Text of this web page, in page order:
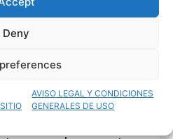
Deny
AVISO LEGAL Y CONDICIONES
GENERALES DE USO
judiciales y
Una traducción
resultar en la nulidad
y generar serios